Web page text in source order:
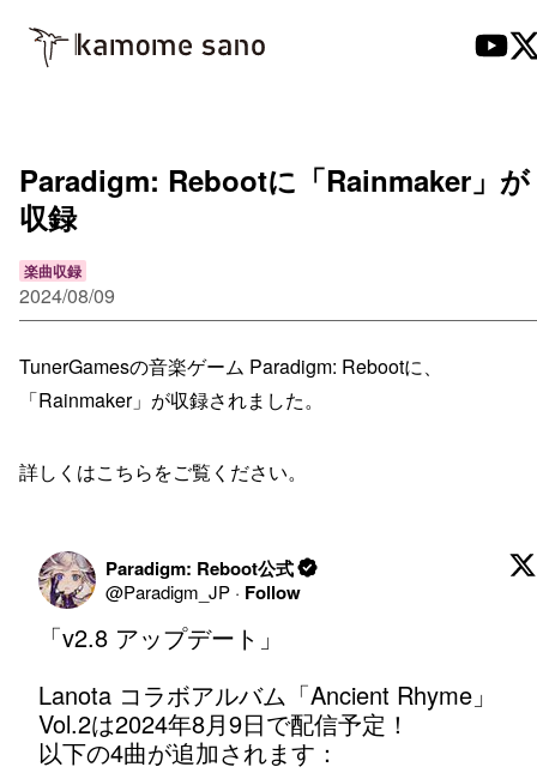
Paradigm: Rebootに「Rainmaker」が
収録
楽曲収録
2024/08/09
TunerGamesの音楽ゲーム Paradigm: Rebootに、
「Rainmaker」が収録されました。
詳しくはこちらをご覧ください。
Paradigm: Reboot公式
@Paradigm_JP · Follow
「v2.8 アップデート」
Lanota コラボアルバム「Ancient Rhyme」
Vol.2は2024年8月9日で配信予定！
以下の4曲が追加されます：